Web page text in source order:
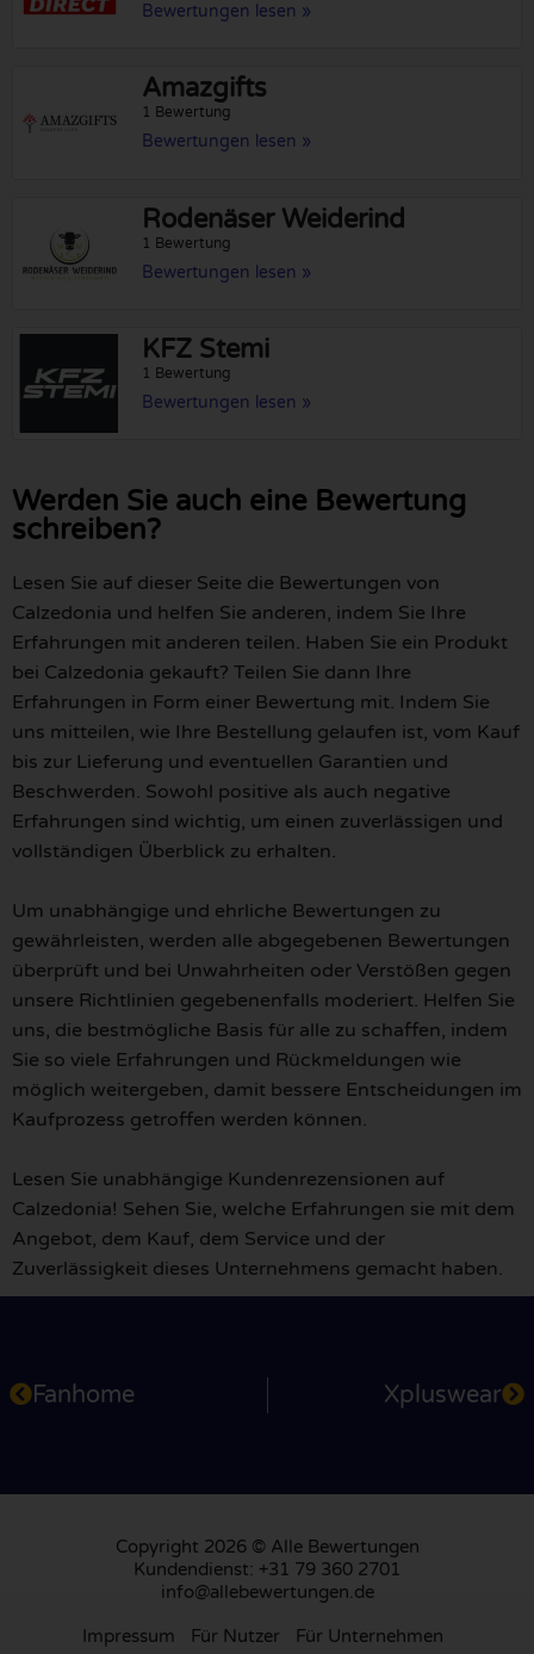
Bewertungen lesen »
Amazgifts
1 Bewertung
Bewertungen lesen »
Rodenäser Weiderind
1 Bewertung
Bewertungen lesen »
KFZ Stemi
1 Bewertung
Bewertungen lesen »
Werden Sie auch eine Bewertung
schreiben?
Lesen Sie auf dieser Seite die Bewertungen von
Calzedonia und helfen Sie anderen, indem Sie Ihre
Erfahrungen mit anderen teilen. Haben Sie ein Produkt
bei Calzedonia gekauft? Teilen Sie dann Ihre
Erfahrungen in Form einer Bewertung mit. Indem Sie
uns mitteilen, wie Ihre Bestellung gelaufen ist, vom Kauf
bis zur Lieferung und eventuellen Garantien und
Beschwerden. Sowohl positive als auch negative
Erfahrungen sind wichtig, um einen zuverlässigen und
vollständigen Überblick zu erhalten.
Um unabhängige und ehrliche Bewertungen zu
gewährleisten, werden alle abgegebenen Bewertungen
überprüft und bei Unwahrheiten oder Verstößen gegen
unsere Richtlinien gegebenenfalls moderiert. Helfen Sie
uns, die bestmögliche Basis für alle zu schaffen, indem
Sie so viele Erfahrungen und Rückmeldungen wie
möglich weitergeben, damit bessere Entscheidungen im
Kaufprozess getroffen werden können.
Lesen Sie unabhängige Kundenrezensionen auf
Calzedonia! Sehen Sie, welche Erfahrungen sie mit dem
Angebot, dem Kauf, dem Service und der
Zuverlässigkeit dieses Unternehmens gemacht haben.
Fanhome Xpluswear
Copyright 2026 © Alle Bewertungen
Kundendienst: +31 79 360 2701
info@allebewertungen.de
Impressum Für Nutzer Für Unternehmen